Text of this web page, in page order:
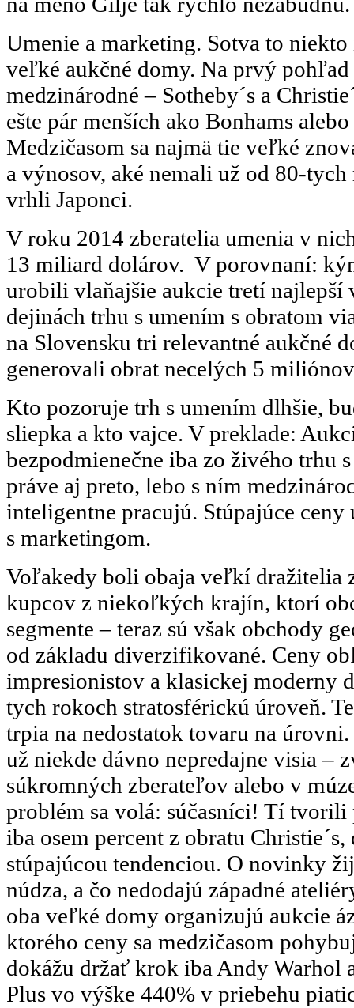
Umenie a marketing. Sotva to
veľké aukčné domy. Na prvý
medzinárodné – Sotheby´s a
ešte pár menších ako Bonhams
Medzičasom sa najmä tie veľké
a výnosov, aké nemali už od 80-
vrhli Japonci.
V roku 2014 zberatelia umenia v
13 miliard dolárov. V porovnaní:
urobili vlaňajšie aukcie tretí najlepší
dejinách trhu s umením s obratom
na Slovensku tri relevantné aukčné
generovali obrat necelých 5
Kto pozoruje trh s umením dlhšie,
sliepka a kto vajce. V preklade:
bezpodmienečne iba zo živého trhu
práve aj preto, lebo s ním
inteligentne pracujú. Stúpajúce ceny
s marketingom.
Voľakedy boli obaja veľkí dražitelia
kupcov z niekoľkých krajín, ktorí
segmente – teraz sú však obchody
od základu diverzifikované. Ceny
impresionistov a klasickej moderny
tych rokoch stratosférickú úroveň.
trpia na nedostatok tovaru na
už niekde dávno nepredajne visia –
súkromných zberateľov alebo v
problém sa volá: súčasníci! Tí
iba osem percent z obratu
stúpajúcou tendenciou. O novinky
núdza, a čo nedodajú západné
oba veľké domy organizujú aukcie
ktorého ceny sa medzičasom
dokážu držať krok iba Andy Warhol
Plus vo výške 440% v priebehu